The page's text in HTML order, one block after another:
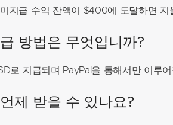
지급 수익 잔액이 $400에 도달하면 지
방법은 무엇입니까?
로 지급되며 PayPal을 통해서만 이루
제 받을 수 있나요?